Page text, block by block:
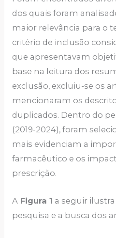
dos quais foram
maior relevância para o
critério de inclusão
que apresentavam
base na leitura dos
exclusão, excluiu-se os
mencionaram os
duplicados. Dentro do
(2019-2024), foram
mais evidenciam a
farmacêutico e os
prescrição.
A Figura 1 a seguir
pesquisa e a busca dos